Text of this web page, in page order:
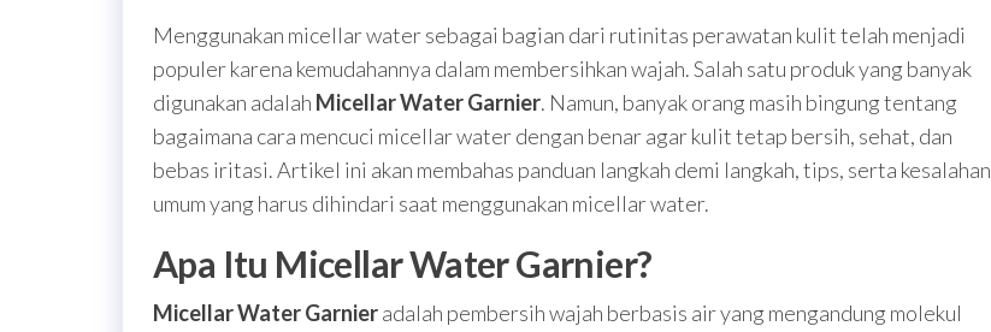
Menggunakan micellar water sebagai bagian dari rutinitas perawatan kulit telah menjadi
populer karena kemudahannya dalam membersihkan wajah. Salah satu produk yang banyak
digunakan adalah Micellar Water Garnier. Namun, banyak orang masih bingung tentang
bagaimana cara mencuci micellar water dengan benar agar kulit tetap bersih, sehat, dan
bebas iritasi. Artikel ini akan membahas panduan langkah demi langkah, tips, serta kesalahan
umum yang harus dihindari saat menggunakan micellar water.
Apa Itu Micellar Water Garnier?
Micellar Water Garnieradalah pembersih wajah berbasis air yang mengandung molekul